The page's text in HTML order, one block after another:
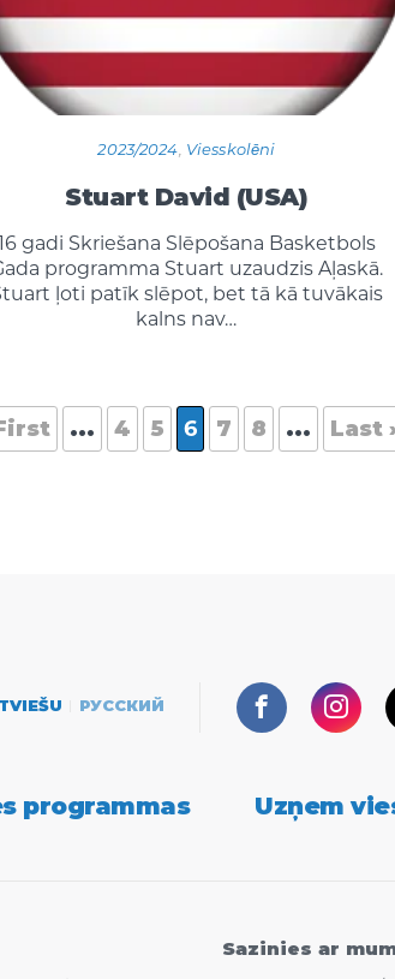
2023/2024 Viesskolēni
Stuart David (USA)
gadi Skriešana Slēpošana Basketbols
programma Stuart uzaudzis Aļaskā.
ļoti patīk slēpot, bet tā kā tuvākais
kalns nav…
... 4 5 6 7 8 ... Last
РУССКИЙ Facebook
programmas Uzņem
Sazinies ar